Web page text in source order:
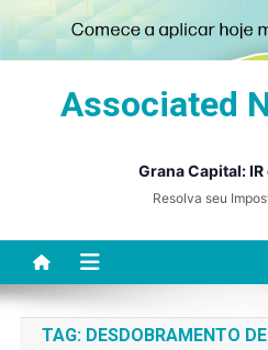
Associated
Grana Capital: IR
Resolva seu
TAG: DESDOBRAMENTO